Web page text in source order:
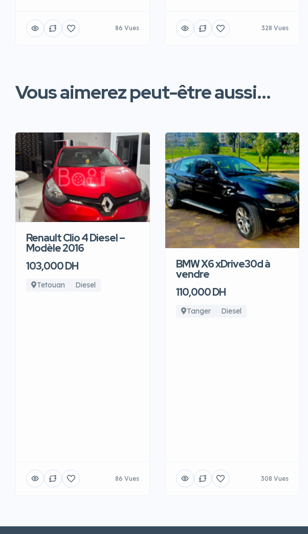
86 Vues 328 Vues
Vous aimerez peut-être aussi...
Renault Clio 4 Diesel –
Modèle 2016
103,000 DH
Tetouan Diesel
86 Vues
BMW X6 xDrive30d à
vendre
110,000 DH
Tanger Diesel
308 Vues